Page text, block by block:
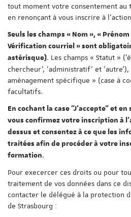
tout moment votre consentement au
en renonçant à vous inscrire à
Seuls les champs « Nom », «
Vérification courriel » sont
astérisque). Les champs « Statut »
chercheur', 'administratif' et 'autre'),
aménagement spécifique » (case à
facultatifs.
En cochant la case "J'accepte" et
vous confirmez votre inscription à
dessus et consentez à ce que les
traitées afin de procéder à votre
formation.
Pour execercer ces droits ou pour
traitement de vos données dans ce
contacter le délégué à la protection
de Strasbourg :